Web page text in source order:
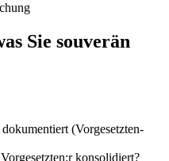
Sie souverän
(Vorgesetzten-
konsolidiert?